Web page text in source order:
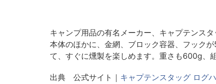
キャンプ用品の有名メーカー、キャプテンス
本体のほかに、金網、ブロック容器、フック
て、すぐに燻製を楽しめます。重さも600g、
出典 公式サイト｜ キャプテンスタッグ ログ